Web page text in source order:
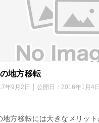
地方移転
年9月2日 公開日： 2016年1月4日
地方移転には大きなメリッ